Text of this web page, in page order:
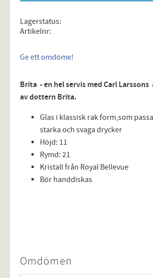
Lagerstatus
Artikelnr
Ge ett omdöme!
Brita - en hel servis med Carl
av dottern Brita.
Glas i klassisk rak form,som
starka och svaga drycker
Höjd: 11
Rymd: 21
Kristall från Royal Bellevue
Bör handdiskas
Omdömen